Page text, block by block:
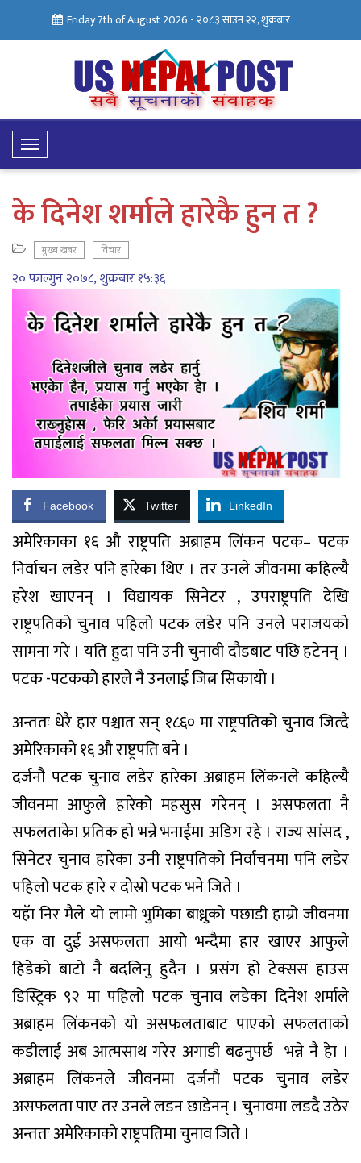
Friday 7th of August 2026 -२०८३ साउन २२, शुक्रबार
Toggle
Navigation
के दिनेश शर्माले हारेकै हुन त ?
मुख्य खबर विचार
२० फाल्गुन २०७८, शुक्रबार १५:३६
Facebook Twitter LinkedIn
अमेरिकाका १६ औ राष्ट्रपति अब्राहम लिंकन पटक– पटक
निर्वाचन लडेर पनि हारेका थिए । तर उनले जीवनमा कहिल्यै
हरेश खाएनन् । विद्यायक सिनेटर , उपराष्ट्रपति देखि
राष्ट्रपतिको चुनाव पहिलो पटक लडेर पनि उनले पराजयको
सामना गरे । यति हुदा पनि उनी चुनावी दौडबाट पछि हटेनन् ।
पटक -पटकको हारले नै उनलाई जित्न सिकायो ।
अन्ततः धेरै हार पश्चात सन् १८६० मा राष्ट्रपतिको चुनाव जित्दै
अमेरिकाको १६ औ राष्ट्रपति बने ।
दर्जनौ पटक चुनाव लडेर हारेका अब्राहम लिंकनले कहिल्यै
जीवनमा आफुले हारेको महसुस गरेनन् । असफलता नै
सफलताकेा प्रतिक हो भन्ने भनाईमा अडिग रहे । राज्य सांसद ,
सिनेटर चुनाव हारेका उनी राष्ट्रपतिको निर्वाचनमा पनि लडेर
पहिलो पटक हारे र दोस्रो पटक भने जिते ।
यहॅा निर मैले यो लामो भुमिका बाध्नुको पछाडी हाम्रो जीवनमा
एक वा दुई असफलता आयो भन्दैमा हार खाएर आफुले
हिडेको बाटो नै बदलिनु हुदैन । प्रसंग हो टेक्सस हाउस
डिस्ट्रिक ९२ मा पहिलो पटक चुनाव लडेका दिनेश शर्माले
अब्राहम लिंकनको यो असफलताबाट पाएको सफलताको
कडीलाई अब आत्मसाथ गरेर अगाडी बढनुपर्छ भन्ने नै हेा ।
अब्राहम लिंकनले जीवनमा दर्जनौ पटक चुनाव लडेर
असफलता पाए तर उनले लडन छाडेनन् । चुनावमा लडदै उठेर
अन्ततः अमेरिकाको राष्ट्रपतिमा चुनाव जिते ।